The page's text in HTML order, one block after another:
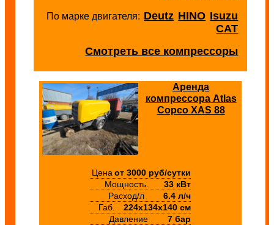
По марке двигателя: Deutz HINO Isuzu
CAT
Смотреть все компрессоры
Аренда
компрессора Atlas
Copco XAS 88
Цена от 3000 руб/сутки
Мощность.
33 кВт
Расход/л
6.4 л/ч
Габ.
224х134х140 см
Давление
7 бар